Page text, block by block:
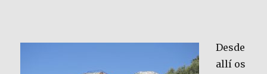
Desde
allí os